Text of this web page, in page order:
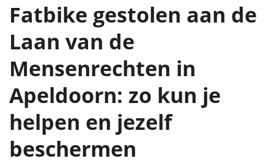
Fatbike gestolen aan de
Laan van de
Mensenrechten in
Apeldoorn: zo kun je
helpen en jezelf
beschermen